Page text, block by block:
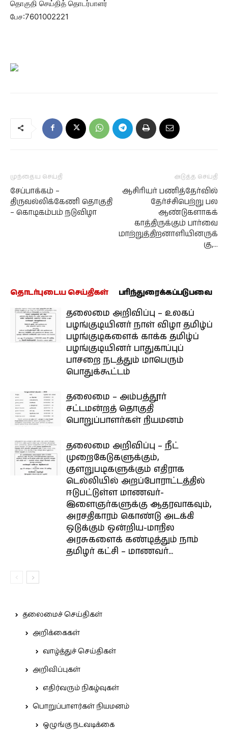
தொகுதி செய்தித் தொடர்பாளர்
பேச:7601002221
முந்தைய செய்தி
சேப்பாக்கம் –
திருவல்லிக்கேணி தொகுதி
– கொடிகம்பம் நடுவிழா
அடுத்த செய்தி
ஆசிரியர் பணித்தேர்வில்
தேர்ச்சிபெற்று பல
ஆண்டுகளாகக்
காத்திருக்கும் பார்வை
மாற்றுத்திறனாளியினருக்
கு,…
தொடர்புடைய செய்திகள் பரிந்துரைக்கப்படுபவை
தலைமை அறிவிப்பு – உலகப்
பழங்குடியினர் நாள் விழா தமிழ்ப்
பழங்குடிகளைக் காக்க தமிழ்ப்
பழங்குடியினர் பாதுகாப்புப்
பாசறை நடத்தும் மாபெரும்
பொதுக்கூட்டம்
தலைமை – அம்பத்தூர்
சட்டமன்றத் தொகுதி
பொறுப்பாளர்கள் நியமனம்
தலைமை அறிவிப்பு – நீட்
முறைகேடுகளுக்கும்,
குளறுபடிகளுக்கும் எதிராக
டெல்லியில் அறப்போராட்டத்தில்
ஈடுபட்டுள்ள மாணவர்-
இளைஞர்களுக்கு ஆதரவாகவும்,
அரசதிகாரம் கொண்டு அடக்கி
ஒடுக்கும் ஒன்றிய-மாநில
அரசுகளைக் கண்டித்தும் நாம்
தமிழர் கட்சி – மாணவர்...
தலைமைச் செய்திகள்
அறிக்கைகள்
வாழ்த்துச் செய்திகள்
அறிவிப்புகள்
எதிர்வரும் நிகழ்வுகள்
பொறுப்பாளர்கள் நியமனம்
ஒழுங்கு நடவடிக்கை